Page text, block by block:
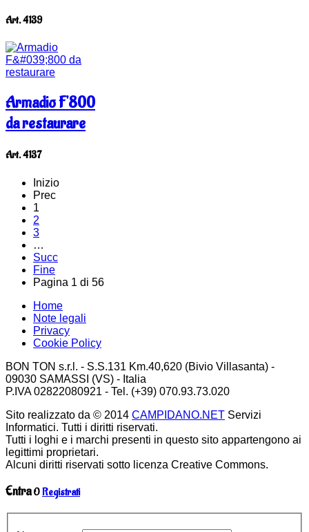
Art. 4139
Armadio F'800
da restaurare
Art. 4137
Inizio
Prec
1
2
3
…
Succ
Fine
Pagina 1 di 56
Home
Note legali
Privacy
Cookie Policy
BON TON s.r.l. - S.S.131 Km.40,620 (Bivio Villasanta) -
09030 SAMASSI (VS) - Italia
P.IVA 02822080921 - Tel. (+39) 070.93.73.020
Sito realizzato da © 2014 CAMPIDANO.NET Servizi
Informatici. Tutti i diritti riservati.
Tutti i loghi e i marchi presenti in questo sito appartengono ai
legittimi proprietari.
Alcuni diritti riservati sotto licenza Creative Commons.
EntraORegistrati